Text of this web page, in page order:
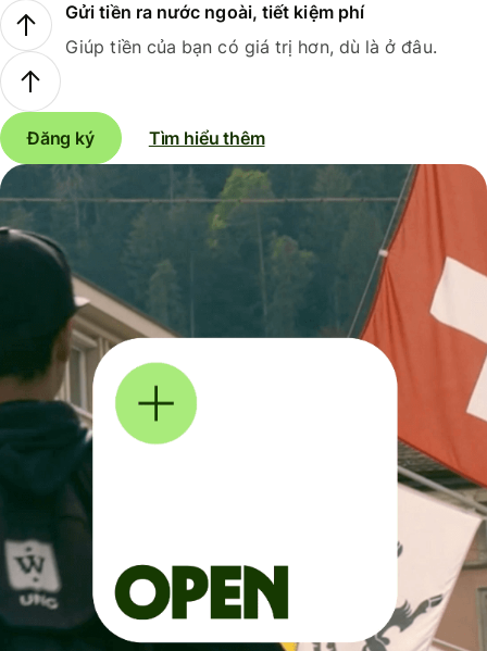
Gửi tiền ra nước ngoài, tiết kiệm phí
Giúp tiền của bạn có giá trị hơn, dù là ở đâu.
Đăng ký Tìm hiểu thêm